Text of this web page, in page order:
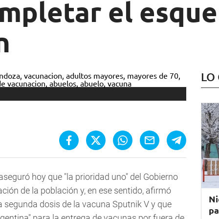
el
hoy que "la prioridad uno" del Gobierno
de la población y, en ese sentido, afirmó
dosis de la vacuna Sputnik V y que
LO